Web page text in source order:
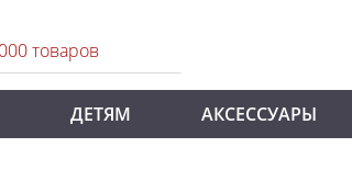
ДЕТЯМ АКСЕССУАРЫ